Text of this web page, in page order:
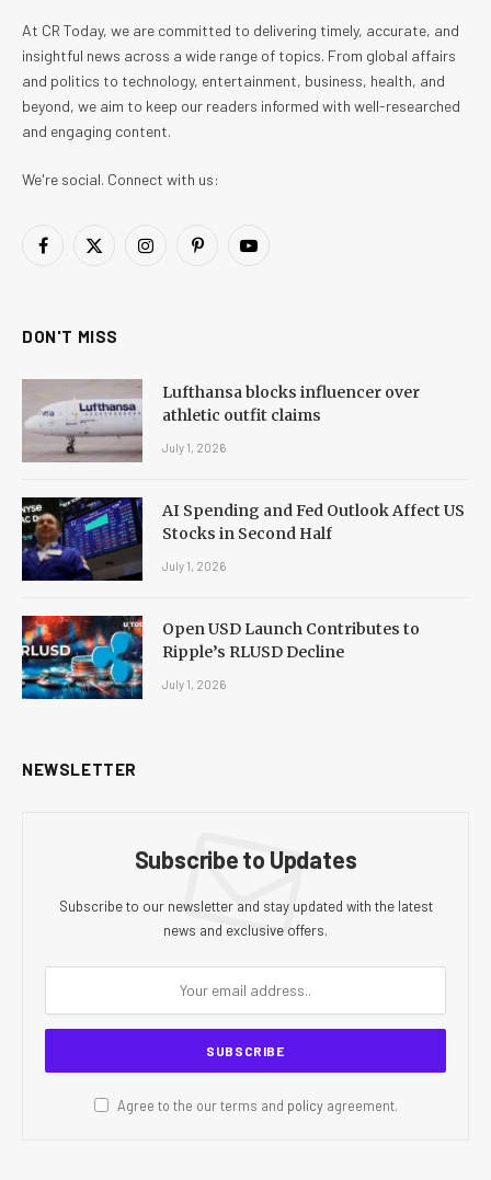
At CR Today, we are committed to delivering timely, accurate, and
insightful news across a wide range of topics. From global affairs
and politics to technology, entertainment, business, health, and
beyond, we aim to keep our readers informed with well-researched
and engaging content.
We're social. Connect with us:
Facebook
X
InstagramPinterestYouTube
DON'T MISS
Lufthansa blocks influencer over
athletic outfit claims
July 1, 2026
AI Spending and Fed Outlook Affect US
Stocks in Second Half
July 1, 2026
Open USD Launch Contributes to
Ripple’s RLUSD Decline
July 1, 2026
NEWSLETTER
Subscribe to Updates
Subscribe to our newsletter and stay updated with the latest
news and exclusive offers.
Agree to the our terms and policyagreement.